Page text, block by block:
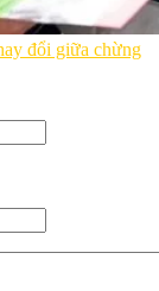
đổi giữa chừng